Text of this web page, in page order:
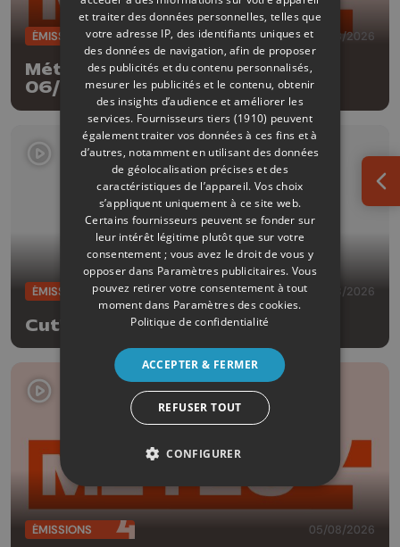
ÉMISSIONS 06/08/2026
Météo Edition de la mi-journée -
06/08/2026
ÉMISSIONS 05/08/2026
Cut!
ÉMISSIONS 05/08/2026
et traiter des données personnelles, telles que
votre adresse IP, des identifiants uniques et
des données de navigation, afin de proposer
des publicités et du contenu personnalisés,
mesurer les publicités et le contenu, obtenir
des insights d’audience et améliorer les
services. Fournisseurs tiers (1910) peuvent
également traiter vos données à ces fins et à
d’autres, notamment en utilisant des données
de géolocalisation précises et des
caractéristiques de l’appareil. Vos choix
s’appliquent uniquement à ce site web.
Certains fournisseurs peuvent se fonder sur
leur intérêt légitime plutôt que sur votre
consentement ; vous avez le droit de vous y
opposer dans Paramètres publicitaires. Vous
pouvez retirer votre consentement à tout
moment dans Paramètres des cookies.
Politique de confidentialité
ACCEPTER & FERMER
REFUSER TOUT
CONFIGURER